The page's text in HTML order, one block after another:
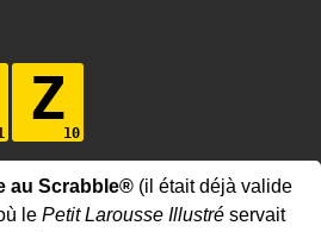
Z
au Scrabble® (il était déjà valide
le Petit Larousse Illustré servait